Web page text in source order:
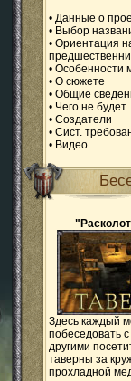
• Данные о
• Выбор
• Ориентация
• Особенности
• О сюжете
• Общие
• Чего не будет
• Создатели
• Сист.
• Видео
Здесь каждый
побеседовать
другими
таверны за
прохладной